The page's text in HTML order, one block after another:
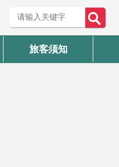
旅客须知